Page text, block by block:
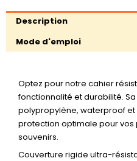
Description
Mode d'emploi
Optez pour notre cahier
fonctionnalité et durabilité.
polypropylène, waterproof
protection optimale pour vos
souvenirs.
Couverture rigide ultra-